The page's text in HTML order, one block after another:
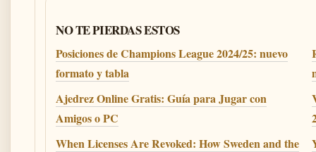
NO TE PIERDAS ESTOS
Posiciones de Champions League 2024/25: nuevo
formato y tabla
Ajedrez Online Gratis: Guía para Jugar con
Amigos o PC
When Licenses Are Revoked: How Sweden and the